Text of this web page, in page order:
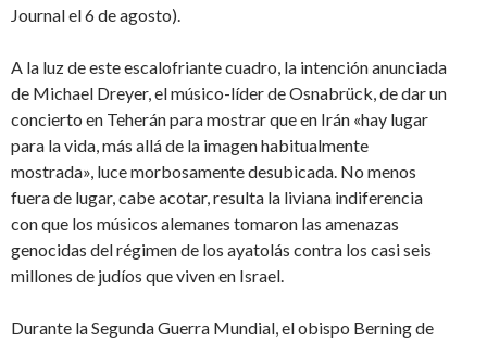
Journal el 6 de agosto).
A la luz de este escalofriante cuadro, la intención anunciada
de Michael Dreyer, el músico-líder de Osnabrück, de dar un
concierto en Teherán para mostrar que en Irán «hay lugar
para la vida, más allá de la imagen habitualmente
mostrada», luce morbosamente desubicada. No menos
fuera de lugar, cabe acotar, resulta la liviana indiferencia
con que los músicos alemanes tomaron las amenazas
genocidas del régimen de los ayatolás contra los casi seis
millones de judíos que viven en Israel.
Durante la Segunda Guerra Mundial, el obispo Berning de